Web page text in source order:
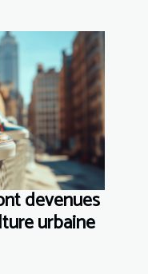
devenues
urbaine